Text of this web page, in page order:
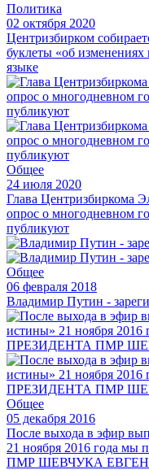
Политика
02 октября 2020
Центризбирком
буклеты «об
языке
Общее
24 июля 2020
Глава Центризбиркома
опрос о многодневном
публикуют
Общее
06 февраля 2018
Владимир Путин -
Общее
05 декабря 2016
После выхода в эфир
21 ноября 2016 года
ПМР ШЕВЧУКА